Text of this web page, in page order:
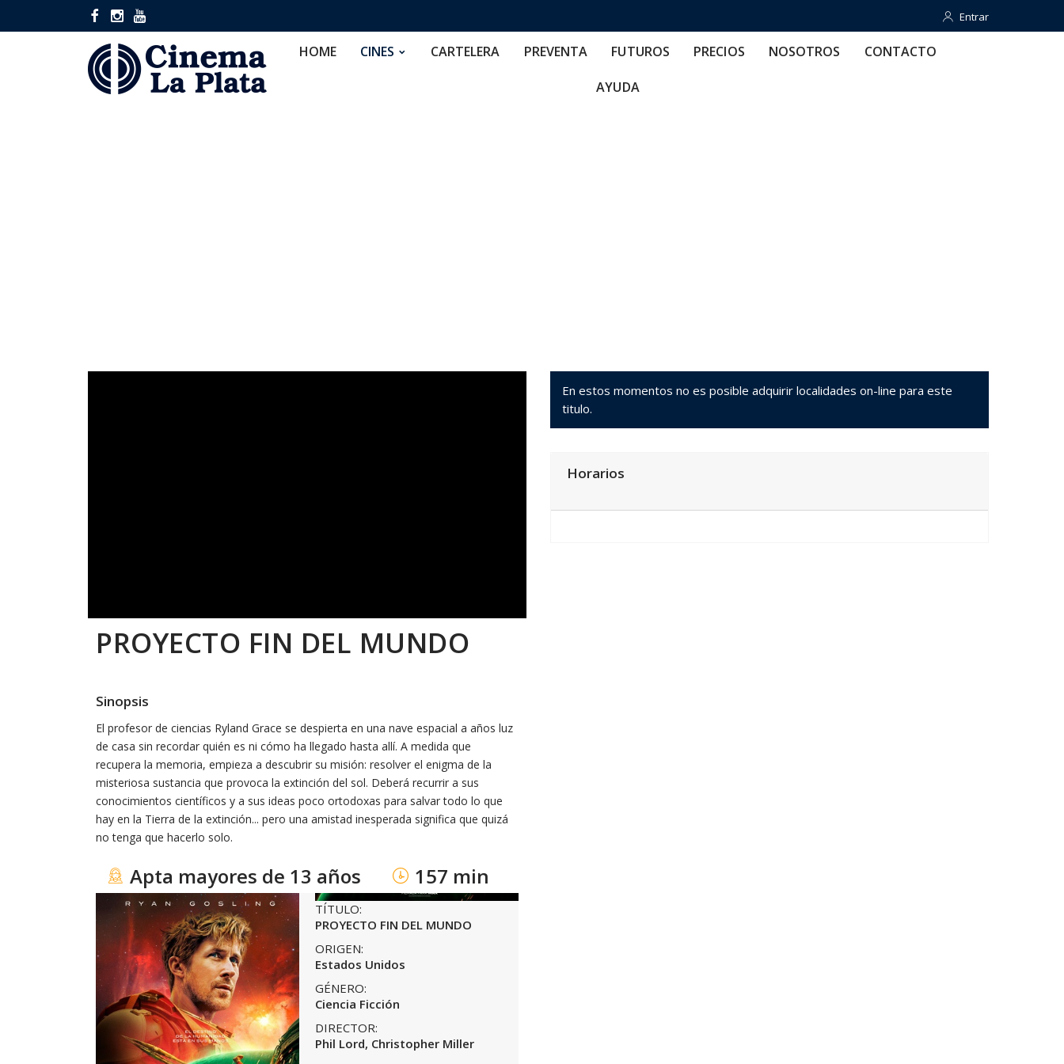
Entrar
Entrar
HOME CINES CARTELERA PREVENTA FUTUROS PRECIOS NOSOTROS CONTACTO
AYUDA
PROYECTO FIN DEL MUNDO
Sinopsis
El profesor de ciencias Ryland Grace se despierta en una nave espacial a años luz
de casa sin recordar quién es ni cómo ha llegado hasta allí. A medida que
recupera la memoria, empieza a descubrir su misión: resolver el enigma de la
misteriosa sustancia que provoca la extinción del sol. Deberá recurrir a sus
conocimientos científicos y a sus ideas poco ortodoxas para salvar todo lo que
hay en la Tierra de la extinción... pero una amistad inesperada significa que quizá
no tenga que hacerlo solo.
Apta mayores de 13 años 157 min
TÍTULO:
PROYECTO FIN DEL MUNDO
ORIGEN:
Estados Unidos
GÉNERO:
Ciencia Ficción
DIRECTOR:
Phil Lord, Christopher Miller
En estos momentos no es posible adquirir localidades on-line para este
titulo.
Horarios